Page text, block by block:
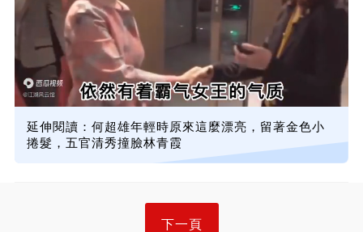
延伸閱讀：何超雄年輕時原來這麼漂亮，留著金色小
捲髮，五官清秀撞臉林青霞
下一頁